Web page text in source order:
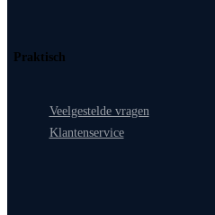
Praktisch
Veelgestelde vragen
Klantenservice